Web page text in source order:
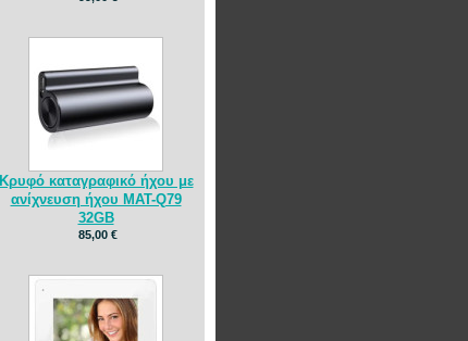
Κρυφό καταγραφικό ήχου με
ανίχνευση ήχου MAT-Q79
32GB
85,00 €